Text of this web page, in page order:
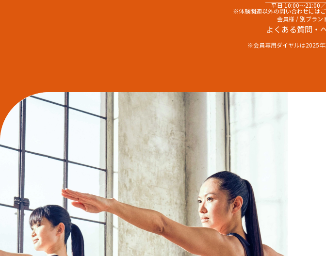
平日 10:00～21:00
※体験関連以外の問い合わせには
会員様 / 別ブラン
よくある質問・
※会員専用ダイヤルは2025年